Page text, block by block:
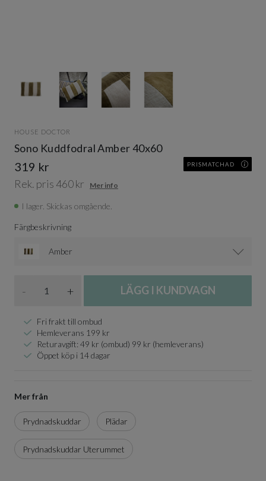
HOUSE DOCTOR
Sono Kuddfodral Amber 40x60
319 kr PRISMATCHAD
Rek. pris 460 kr Mer info
I lager. Skickas omgående.
Färgbeskrivning
Amber
- + LÄGG I KUNDVAGN
Fri frakt till ombud
Hemleverans 199 kr
Returavgift: 49 kr (ombud) 99 kr (hemleverans)
Öppet köp i 14 dagar
Mer från
Prydnadskuddar Plädar
Prydnadskuddar Uterummet